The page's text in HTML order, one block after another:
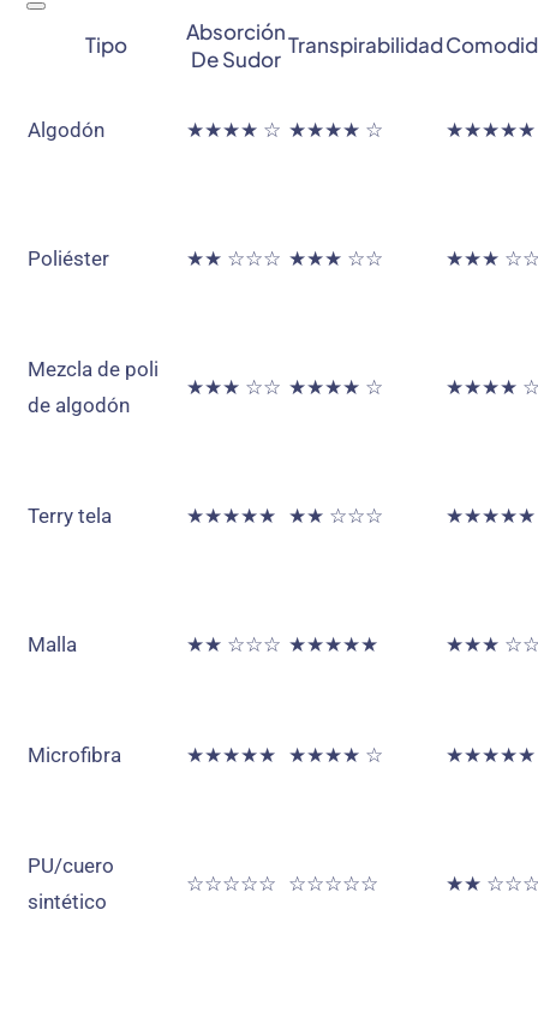
Tipo
Absorción
De Sudor
Transpirabilidad
Algodón ★★★★ ☆ ★★★★ ☆ ★★★★★
Poliéster ★★ ☆☆☆ ★★★ ☆☆ ★★★
Mezcla de poli
de algodón
★★★ ☆☆ ★★★★ ☆ ★★★★
Terry tela ★★★★★ ★★ ☆☆☆ ★★★★★
Malla ★★ ☆☆☆ ★★★★★ ★★★
Microfibra ★★★★★ ★★★★ ☆ ★★★★★
PU/cuero
sintético
☆☆☆☆☆ ☆☆☆☆☆ ★★